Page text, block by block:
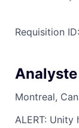
Requisition
Montreal,
ALERT: